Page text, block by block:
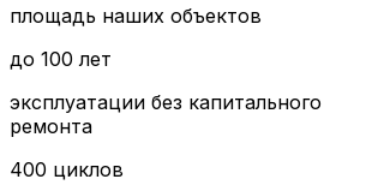
площадь наших объектов
до 100 лет
эксплуатации без капитального
ремонта
400 циклов